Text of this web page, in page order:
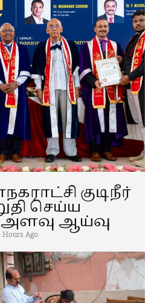
குடிநீர்
செய்ய
ஆய்வு
Hours Ago